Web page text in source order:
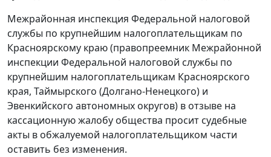
Межрайонная инспекция Федеральной налоговой
службы по крупнейшим налогоплательщикам по
Красноярскому краю (правопреемник Межрайонной
инспекции Федеральной налоговой службы по
крупнейшим налогоплательщикам Красноярского
края, Таймырского (Долгано-Ненецкого) и
Эвенкийского автономных округов) в отзыве на
кассационную жалобу общества просит судебные
акты в обжалуемой налогоплательщиком части
оставить без изменения.